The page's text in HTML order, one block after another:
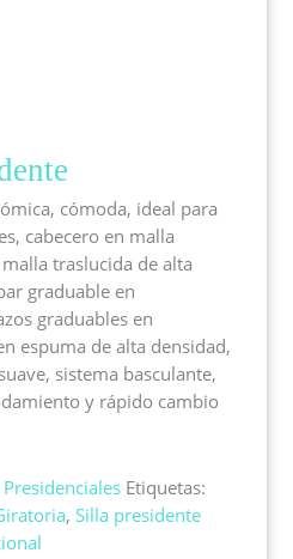
cómoda, ideal para
cabecero en malla
traslucida de alta
graduable en
graduables en
espuma de alta densidad,
sistema basculante,
y rápido cambio
Presidenciales Etiquetas:
,Silla presidente